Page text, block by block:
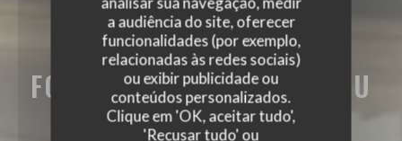
a audiência do site, oferecer
funcionalidades (por exemplo,
relacionadas às redes sociais)
ou exibir publicidade ou
conteúdos personalizados.
Clique em 'OK, aceitar tudo',
'Recusar tudo' ou
FORT MARDI CLOS CARIOU
FORT MARDI CLOS CARIOU
|MONTÉVRAIN